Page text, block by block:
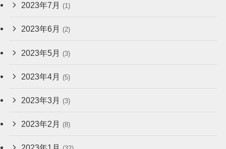
2023年7月 (1)
2023年6月 (2)
2023年5月 (3)
2023年4月 (5)
2023年3月 (3)
2023年2月 (8)